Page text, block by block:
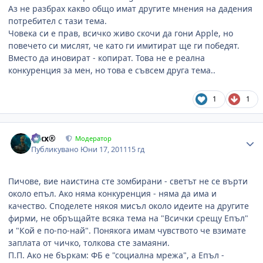
Аз не разбрах какво общо имат другите мнения на дадения
потребител с тази тема.
Човека си е прав, всичко живо скочи да гони Apple, но
повечето си мислят, че като ги имитират ще ги победят.
Вместо да иновират - копират. Това не е реална
конкуренция за мен, но това е съвсем друга тема..
1 1
Alxx® Модератор
Публикувано Юни 17, 201115 гд
Пичове, вие наистина сте зомбирани - светът не се върти
около епъл. Ако няма конкуренция - няма да има и
качество. Споделете някоя мисъл около идеите на другите
фирми, не обръщайте всяка тема на "Всички срещу Епъл"
и "Кой е по-по-най". Понякога имам чувството че взимате
заплата от чичко, толкова сте замаяни.
П.П. Ако не бъркам: ФБ е "социална мрежа", а Епъл -